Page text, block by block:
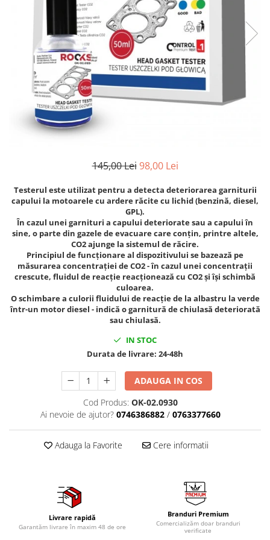
Dispozitive de sablat & accesorii
Dispozitive spalat piese
Dulapuri Bancuri Carucioare
Bancuri de lucru
Carucioare pentru marfa
Cutii pentru scule
Dulapuri echipate
Dulapuri pentru scule
Echipamente De Sudura
Aparate taiere cu plasma
Autogen
Invertoare Sudura
Magneti fixare sudura
Mig-Mag
Sudura In Puncte
Tig-Wig
Pompe si Cilindri Hidraulici
Redresoare,Roboti Pornire,Cabluri
Accesorii schimb ulei
Chei buson baie ulei
Chei filtru ulei
Recuperatoare de ulei
Scule Ajutatoare
Aparate de nituit si capsat
Capsatoare tapiterie
Chei de Forta
Tubulare de impact 3/4
Tubulare 1/2
Tubulare 1/2 bihexagonale
Tubulare 1/2 hexagonale
Tubulare 1/4
Tubulare 3/4
Tubulare 3/8
145,00 Lei 98,00 Lei
Testerul este utilizat pentru a detecta deteriorarea garniturii
capului la motoarele cu ardere răcite cu lichid (benzină, diesel,
GPL).
În cazul unei garnituri a capului deteriorate sau a capului în
sine, o parte din gazele de evacuare care conțin, printre altele,
CO2 ajunge la sistemul de răcire.
Principiul de funcționare al dispozitivului se bazează pe
măsurarea concentrației de CO2 - în cazul unei concentrații
crescute, fluidul de reacție reacționează cu CO2 și își schimbă
culoarea.
O schimbare a culorii fluidului de reacție de la albastru la verde
într-un motor diesel - indică o garnitură de chiulasă deteriorată
sau chiulasă.
IN STOC
Durata de livrare: 24-48h
ADAUGA IN COS
Cod Produs: OK-02.0930
Ai nevoie de ajutor? 0746386882 / 0763377660
Adauga la Favorite Cere informatii
Livrare rapidă
Garantăm livrare în maxim 48 de ore
Branduri Premium
Comercializăm doar branduri
verificate